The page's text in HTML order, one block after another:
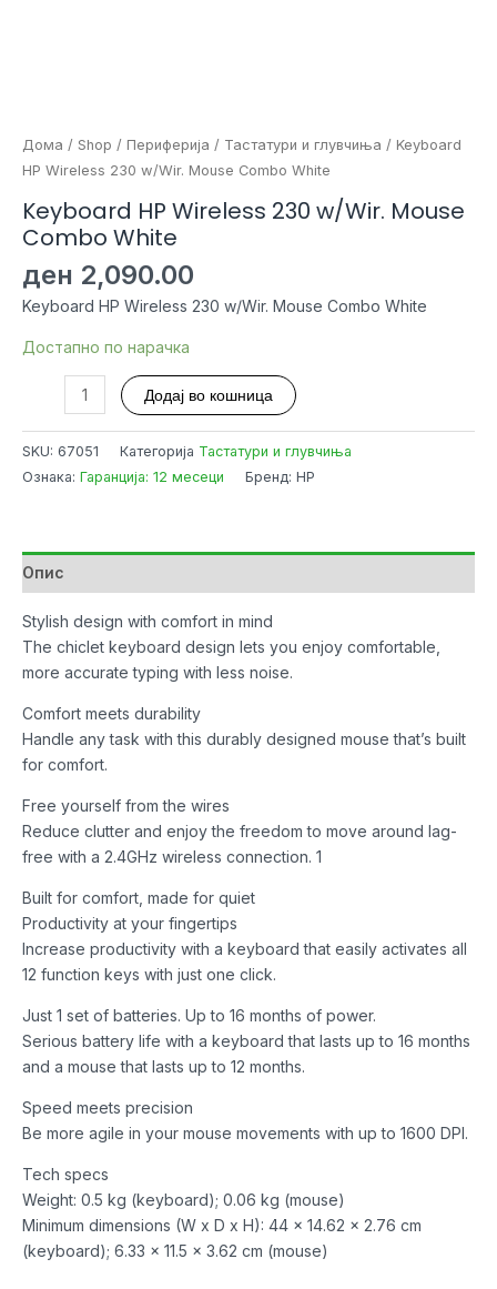
Дома / Shop / Периферија / Тастатури и глувчиња / Keyboard
HP Wireless 230 w/Wir. Mouse Combo White
Keyboard HP Wireless 230 w/Wir. Mouse
Combo White
ден 2,090.00
Keyboard HP Wireless 230 w/Wir. Mouse Combo White
Достапно по нарачка
Keyboard
Wireless
White
количина
Додај во кошница
SKU: 67051 Категорија Тастатури и глувчиња
Ознака: Гаранција: 12 месеци Бренд: HP
Опис
Stylish design with comfort in mind
The chiclet keyboard design lets you enjoy comfortable,
more accurate typing with less noise.
Comfort meets durability
Handle any task with this durably designed mouse that’s built
for comfort.
Free yourself from the wires
Reduce clutter and enjoy the freedom to move around lag-
free with a 2.4GHz wireless connection. 1
Built for comfort, made for quiet
Productivity at your fingertips
Increase productivity with a keyboard that easily activates all
12 function keys with just one click.
Just 1 set of batteries. Up to 16 months of power.
Serious battery life with a keyboard that lasts up to 16 months
and a mouse that lasts up to 12 months.
Speed meets precision
Be more agile in your mouse movements with up to 1600 DPI.
Tech specs
Weight: 0.5 kg (keyboard); 0.06 kg (mouse)
Minimum dimensions (W x D x H): 44 x 14.62 x 2.76 cm
(keyboard); 6.33 x 11.5 x 3.62 cm (mouse)